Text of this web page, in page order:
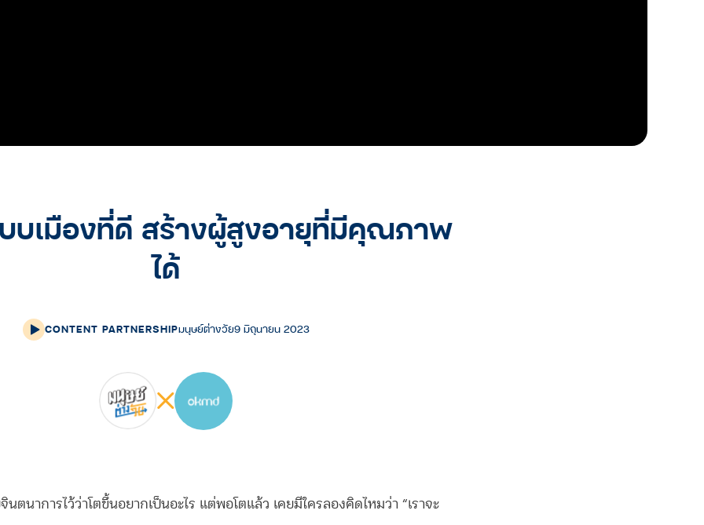
บเมืองที่ดี สร้างผู้สูงอายุที่มีคุณภาพ
ได้
CONTENT PARTNERSHIPมนุษย์ต่างวัย9 มิถุนายน 2023
นตนาการไว้ว่าโตขึ้นอยากเป็นอะไร แต่พอโตแล้ว เคยมีใครลองคิดไหมว่า “เราจะ